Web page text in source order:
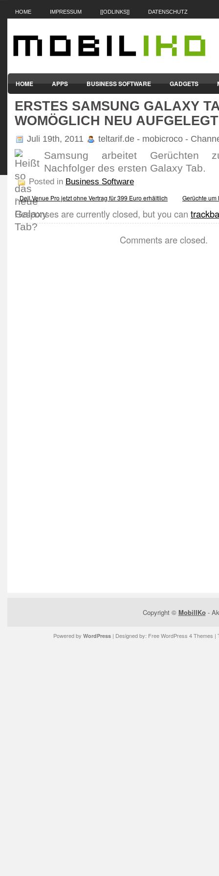
HOME IMPRESSUM [[ODLINKS]] DATENSCHUTZ
HOME APPS BUSINESS SOFTWARE GADGETS
SMARTPHONES & HANDYS TABLET-PCS VERTRÄGE &
ERSTES SAMSUNG GALAXY
WOMÖGLICH NEU AUFGELEGT
Juli 19th, 2011 teltarif.de - mobicroco -
Samsung arbeitet Gerüchten
Nachfolger des ersten Galaxy Tab.
Posted in Business Software
«Dell Venue Pro jetzt ohne Vertrag für 399 Euro erhältlich Gerüchte um
Responses are currently closed, but you can
Comments are closed.
Copyright © MobilIKo-
Powered by WordPress| Designed by: Free WordPress 4 Themes |